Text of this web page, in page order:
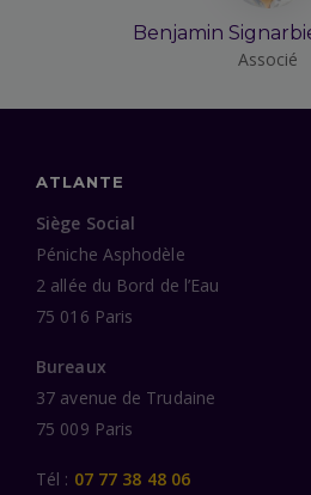
Benjamin
Associé
ATLANTE
Siège Social
Péniche Asphodèle
2 allée du Bord de l’Eau
75 016 Paris
Bureaux
37 avenue de Trudaine
75 009 Paris
Tél : 07 77 38 48 06